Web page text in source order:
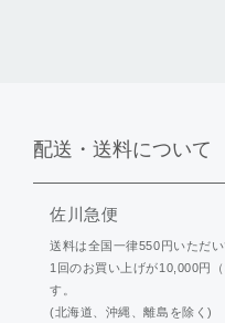
配送・送料について
佐川急便
送料は全国一律550円いただい
1回のお買い上げが10,000円
す。
(北海道、沖縄、離島を除く)